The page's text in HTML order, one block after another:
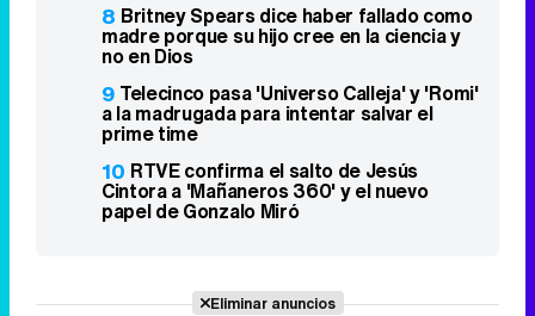
8 Britney Spears dice haber fallado como
madre porque su hijo cree en la ciencia y
no en Dios
9 Telecinco pasa 'Universo Calleja' y 'Romi'
a la madrugada para intentar salvar el
prime time
10 RTVE confirma el salto de Jesús
Cintora a 'Mañaneros 360' y el nuevo
papel de Gonzalo Miró
Eliminar anuncios